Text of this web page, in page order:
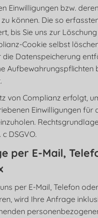
Einwilligungen bzw.
können. Die so
bis Sie uns zur
Cookie selbst
die Datenspeicherung
Aufbewahrungspflichten
von Complianz erfolgt,
Einwilligungen für
c DSGVO.
per E-Mail,
per E-Mail, Telefon
wird Ihre Anfrage